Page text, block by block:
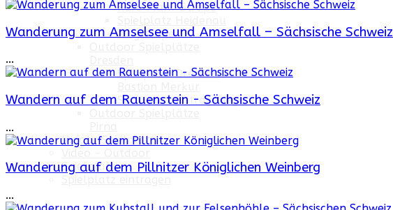
Karl-Marx-Straße
Ringstraße
Spielplatz Dresden
Sportpark Ostragehege
Indoor Spielplatz
Spielplatz
Wanderung zum Amselsee und Amselfall – Sächsische Schweiz
...
Wandern auf dem Rauenstein - Sächsische Schweiz
...
Wanderung auf dem Pillnitzer Königlichen Weinberg
...